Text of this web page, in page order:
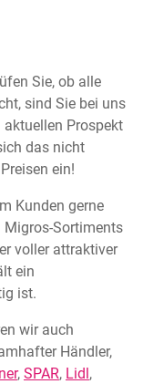
Sie, ob alle
sind Sie bei uns
Prospekt
das nicht
ein!
Kunden gerne
Migros-Sortiments
voller attraktiver
ein
ist.
wir auch
Händler,
, SPAR, Lidl,